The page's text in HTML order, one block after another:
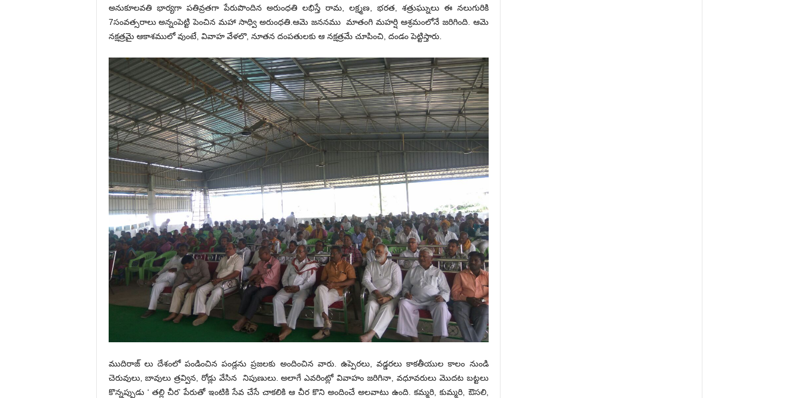
అనుకూలవతి భార్యగా పతివ్రతగా పేరుపొందిన అరుంధతి లభిస్తే రామ, లక్ష్మణ, భరత, శత్రుఘ్నులు ఈ నలుగురికి
7సంవత్సరాలు అన్నంపెట్టి పెంచిన మహా సాధ్వి అరుంధతి.ఆమె జననము మాతంగి మహర్షి ఆశ్రమంలోనే జరిగింది‌. ఆమె
నక్షత్రమై ఆకాశములో వుంటే, వివాహ వేళలొ, నూతన దంపతులకు ఆ నక్షత్రమే చూపించి, దండం పెట్టిస్తారు.
ముదిరాజ్ లు దేశంలో పండించిన పండ్లను ప్రజలకు అందించిన వారు. ఉప్పెరలు, వడ్డరలు కాకతీయుల కాలం నుండి
చెరువులు, బావులు త్రవ్విన, రోడ్లు వేసిన నిపుణులు. అలాగే ఎవరింట్లో వివాహం జరిగినా, వధూవరులు మొదట బట్టలు
కొన్నప్పుడు ‘ తల్లి చీర’ పేరుతో ఇంటికి సేవ చేసే చాకలికి ఆ చీర కొని అందించే అలవాటు ఉంది. కమ్మరి, కుమ్మరి, ఔసలి,